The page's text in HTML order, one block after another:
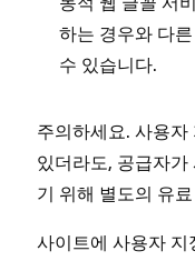
하는 경우와 다
수 있습니다.
주의하세요. 사용
있더라도, 공급자
기 위해 ‌별도의 유
사이트에 사용자 지